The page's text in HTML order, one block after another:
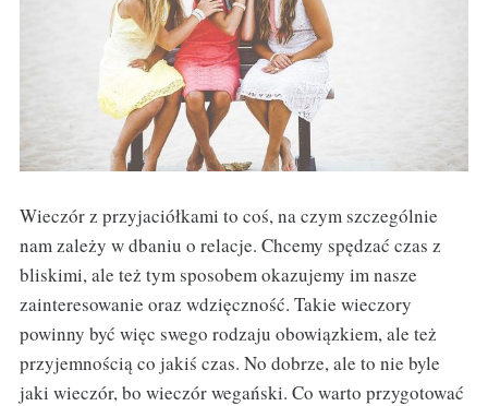
Wieczór z przyjaciółkami to coś, na czym szczególnie
nam zależy w dbaniu o relacje. Chcemy spędzać czas z
bliskimi, ale też tym sposobem okazujemy im nasze
zainteresowanie oraz wdzięczność. Takie wieczory
powinny być więc swego rodzaju obowiązkiem, ale też
przyjemnością co jakiś czas. No dobrze, ale to nie byle
jaki wieczór, bo wieczór wegański. Co warto przygotować